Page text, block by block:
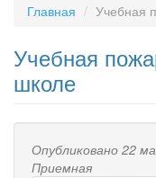
Главная Учебная
Учебная
школе
Опубликовано 22
Приемная